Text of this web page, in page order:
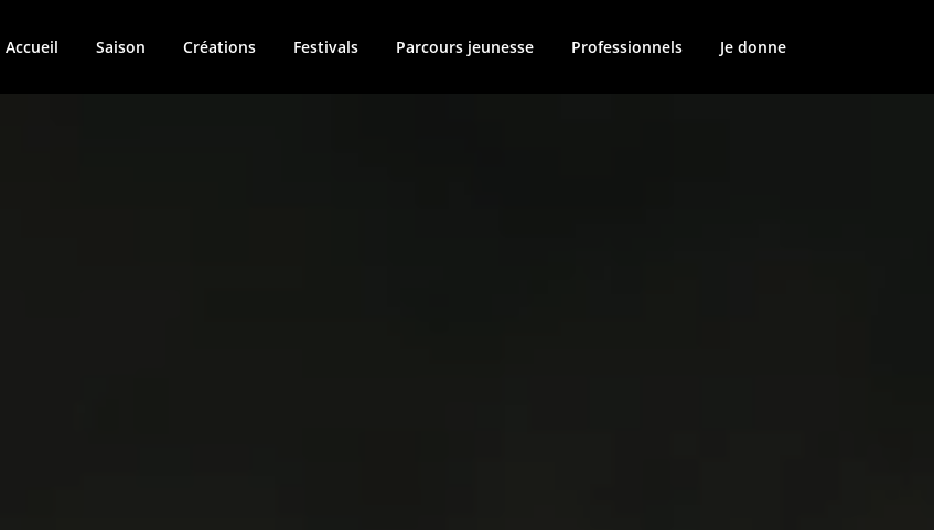
Accueil Saison Créations Festivals Parcours jeunesse Professionnels Je donne